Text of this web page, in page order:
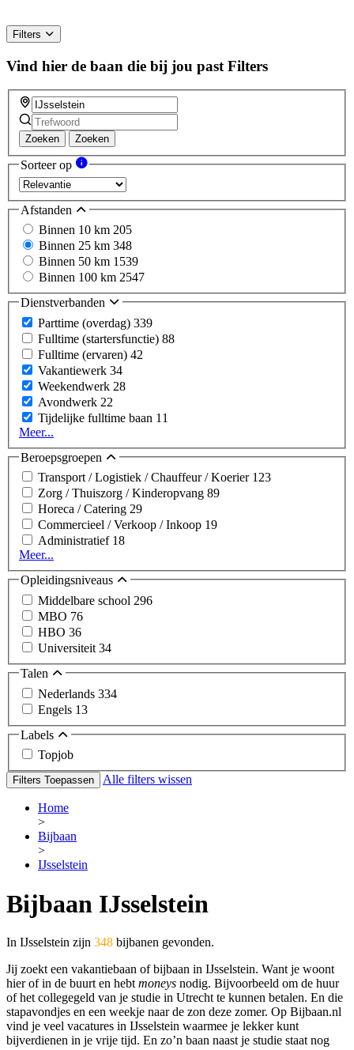
Filters
Vind hier de baan die bij jou past Filters
Zoeken Zoeken
Sorteer op
Afstanden
Binnen 10 km 205
Binnen 25 km 348
Binnen 50 km 1539
Binnen 100 km 2547
Dienstverbanden
Parttime (overdag) 339
Fulltime (startersfunctie) 88
Fulltime (ervaren) 42
Vakantiewerk 34
Weekendwerk 28
Avondwerk 22
Tijdelijke fulltime baan 11
Meer...
Beroepsgroepen
Transport / Logistiek / Chauffeur / Koerier 123
Zorg / Thuiszorg / Kinderopvang 89
Horeca / Catering 29
Commercieel / Verkoop / Inkoop 19
Administratief 18
Meer...
Opleidingsniveaus
Middelbare school 296
MBO 76
HBO 36
Universiteit 34
Talen
Nederlands 334
Engels 13
Labels
Topjob
Filters Toepassen Alle filters wissen
Home
>
Bijbaan
>
IJsselstein
Bijbaan IJsselstein
In IJsselstein zijn 348 bijbanen gevonden.
Jij zoekt een vakantiebaan of bijbaan in IJsselstein. Want je woont
hier of in de buurt en hebt moneys nodig. Bijvoorbeeld om de huur
of het collegegeld van je studie in Utrecht te kunnen betalen. En die
stapavondjes en een weekje naar de zon deze zomer. Op Bijbaan.nl
vind je veel vacatures in IJsselstein waarmee je lekker kunt
bijverdienen in je vrije tijd. En zo’n baan naast je studie staat nog